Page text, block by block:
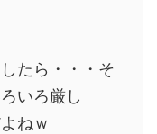
たら・・・そ
いろ厳し
ねｗ